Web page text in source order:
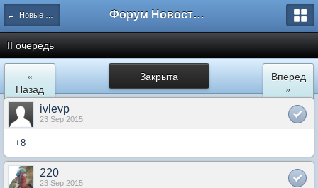
← Новые Водники Форум Новостройки
II очередь
Закрыта
«
Назад
Вперед
»
ivlevp
23 Sep 2015
+8
220
23 Sep 2015